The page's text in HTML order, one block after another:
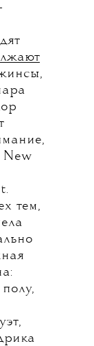
New
тем,